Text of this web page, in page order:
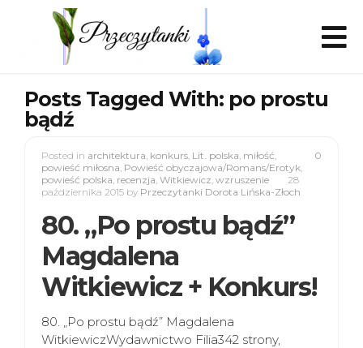
Posts Tagged With: po prostu
bądź
0
Posted in architektura, konkurs, Lit. polska, miłość,
powieść miłosna, Powieść obyczajowa/Romans/Erotyk,
powieść polska, recenzja, Witkiewicz, wzruszenie
28
października 2015 by Przeczytanki Dorota Lińska-Złoch
80. „Po prostu bądź”
Magdalena
Witkiewicz + Konkurs!
80. „Po prostu bądź” Magdalena
WitkiewiczWydawnictwo Filia342 strony,